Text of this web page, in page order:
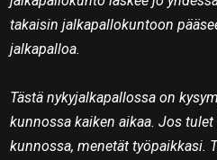
takaisin jalkapallokuntoon
jalkapalloa.
Tästä nykyjalkapallossa on
kunnossa kaiken aikaa. Jos
kunnossa, menetät työpaikkasi.